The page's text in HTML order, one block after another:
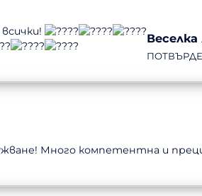
Много компетентна и